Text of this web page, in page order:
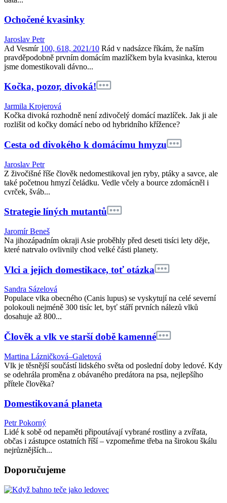
Ochočené kvasinky
Jaroslav Petr
Ad Vesmír 100, 618, 2021/10 Rád v nadsázce říkám, že naším
pravděpodobně prvním domácím mazlíčkem byla kvasinka, kterou
jsme domestikovali dávno...
Kočka, pozor, divoká!
Jarmila Krojerová
Kočka divoká rozhodně není zdivočelý domácí mazlíček. Jak ji ale
rozlišit od kočky domácí nebo od hybridního křížence?
Cesta od divokého k domácímu hmyzu
Jaroslav Petr
Z živočišné říše člověk nedomestikoval jen ryby, ptáky a savce, ale
také početnou hmyzí čeládku. Vedle včely a bource zdomácněl i
cvrček, šváb...
Strategie líných mutantů
Jaromír Beneš
Na jihozápadním okraji Asie proběhly před deseti tisíci lety děje,
které natrvalo ovlivnily chod velké části planety.
Vlci a jejich domestikace, toť otázka
Sandra Sázelová
Populace vlka obecného (Canis lupus) se vyskytují na celé severní
polokouli nejméně 300 tisíc let, byť stáří prvních nálezů vlků
dosahuje až 800...
Člověk a vlk ve starší době kamenné
Martina Lázničková–Galetová
Vlk je těsnější součástí lidského světa od poslední doby ledové. Kdy
se odehrála proměna z obávaného predátora na psa, nejlepšího
přítele člověka?
Domestikovaná planeta
Petr Pokorný
Lidé k sobě od nepaměti připoutávají vybrané rostliny a zvířata,
občas i zástupce ostatních říší – vzpomeňme třeba na širokou škálu
nejrůznějších...
Doporučujeme